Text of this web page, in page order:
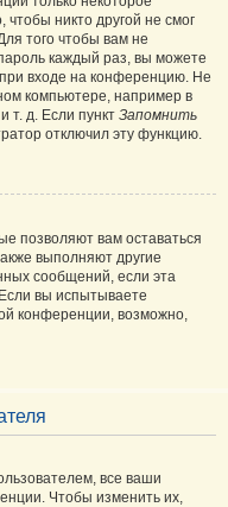
никто другой не смог
того чтобы вам не
каждый раз, вы можете
при входе на конференцию. Не
компьютере, например в
т. д. Если пункт Запомнить
отключил эту функцию.
позволяют вам оставаться
выполняют другие
сообщений, если эта
вы испытываете
конференции, возможно,
все ваши
Чтобы изменить их,